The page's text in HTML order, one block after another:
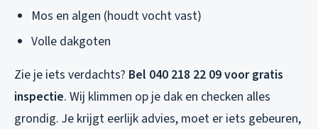
Mos en algen (houdt vocht vast)
Volle dakgoten
Zie je iets verdachts? Bel 040 218 22 09 voor gratis
inspectie. Wij klimmen op je dak en checken alles
grondig. Je krijgt eerlijk advies, moet er iets gebeuren,